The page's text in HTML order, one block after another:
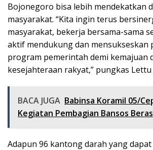
Bojonegoro bisa lebih mendekatkan
masyarakat. “Kita ingin terus
masyarakat, bekerja bersama-sama
aktif mendukung dan mensukseskan
program pemerintah demi kemajuan
kesejahteraan rakyat,” pungkas Lettu
BACA JUGA Babinsa Koramil 05/
Kegiatan Pembagian Bansos Beras
Adapun 96 kantong darah yang